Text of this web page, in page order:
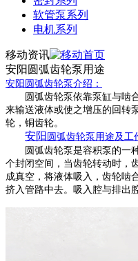
软管泵系列
电机系列
移动资讯
安阳圆弧齿轮泵用途
安阳 圆弧齿轮泵介绍：
圆弧齿轮泵依靠泵缸与啮
来输送液体或使之增压的回转泵
轮，铜齿轮。
安阳 圆弧齿轮泵 用途及工
圆弧齿轮泵是容积泵的一
个封闭空间，当齿轮转动时，
成真空，将液体吸入，齿轮啮
挤入管路中去。吸入腔与排出